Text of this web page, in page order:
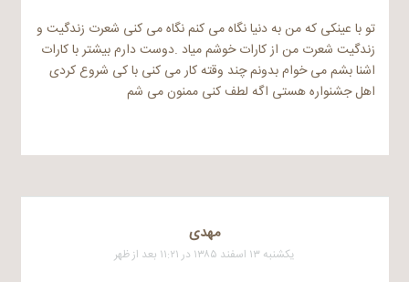
تو با عینکی که من به دنیا نگاه می کنم نگاه می کنی شعرت زندگیت و
زندگیت شعرت من از کارات خوشم میاد .دوست دارم بیشتر با کارات
اشنا بشم می خوام بدونم چند وقته کار می کنی با کی شروع کردی
اهل جشنواره هستی اگه لطف کنی ممنون می شم
مهدی
یکشنبه ۱۳ اسفند ۱۳۸۵ در ۱۱:۲۱ بعد از ظهر